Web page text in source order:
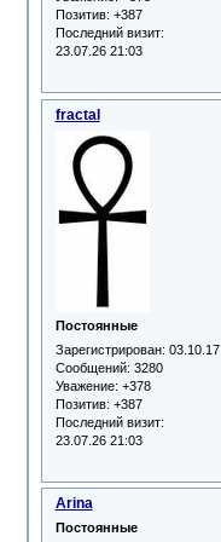
Позитив: +387
Последний визит:
23.07.26 21:03
fractal
Постоянные
Зарегистрирован: 03.10.17
Сообщений: 3280
Уважение: +378
Позитив: +387
Последний визит:
23.07.26 21:03
Arina
Постоянные